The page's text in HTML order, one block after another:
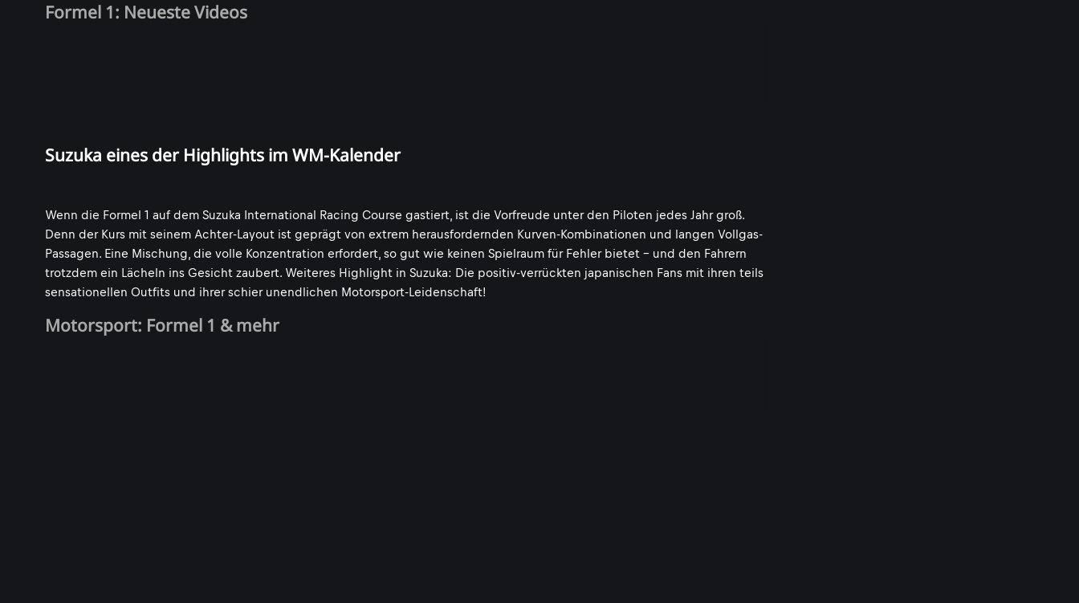
Formel 1: Neueste Videos
Suzuka eines der Highlights im WM-Kalender
Wenn die Formel 1 auf dem Suzuka International Racing Course gastiert, ist die Vorfreude unter den Piloten jedes Jahr groß.
Denn der Kurs mit seinem Achter-Layout ist geprägt von extrem herausfordernden Kurven-Kombinationen und langen Vollgas-
Passagen. Eine Mischung, die volle Konzentration erfordert, so gut wie keinen Spielraum für Fehler bietet - und den Fahrern
trotzdem ein Lächeln ins Gesicht zaubert. Weiteres Highlight in Suzuka: Die positiv-verrückten japanischen Fans mit ihren teils
sensationellen Outfits und ihrer schier unendlichen Motorsport-Leidenschaft!
Motorsport: Formel 1 & mehr